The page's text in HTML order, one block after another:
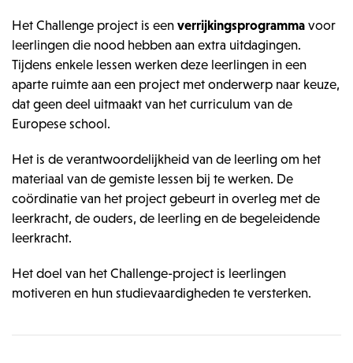
Het Challenge project is een verrijkingsprogramma voor
leerlingen die nood hebben aan extra uitdagingen.
Tijdens enkele lessen werken deze leerlingen in een
aparte ruimte aan een project met onderwerp naar keuze,
dat geen deel uitmaakt van het curriculum van de
Europese school.
Het is de verantwoordelijkheid van de leerling om het
materiaal van de gemiste lessen bij te werken. De
coördinatie van het project gebeurt in overleg met de
leerkracht, de ouders, de leerling en de begeleidende
leerkracht.
Het doel van het Challenge-project is leerlingen
motiveren en hun studievaardigheden te versterken.